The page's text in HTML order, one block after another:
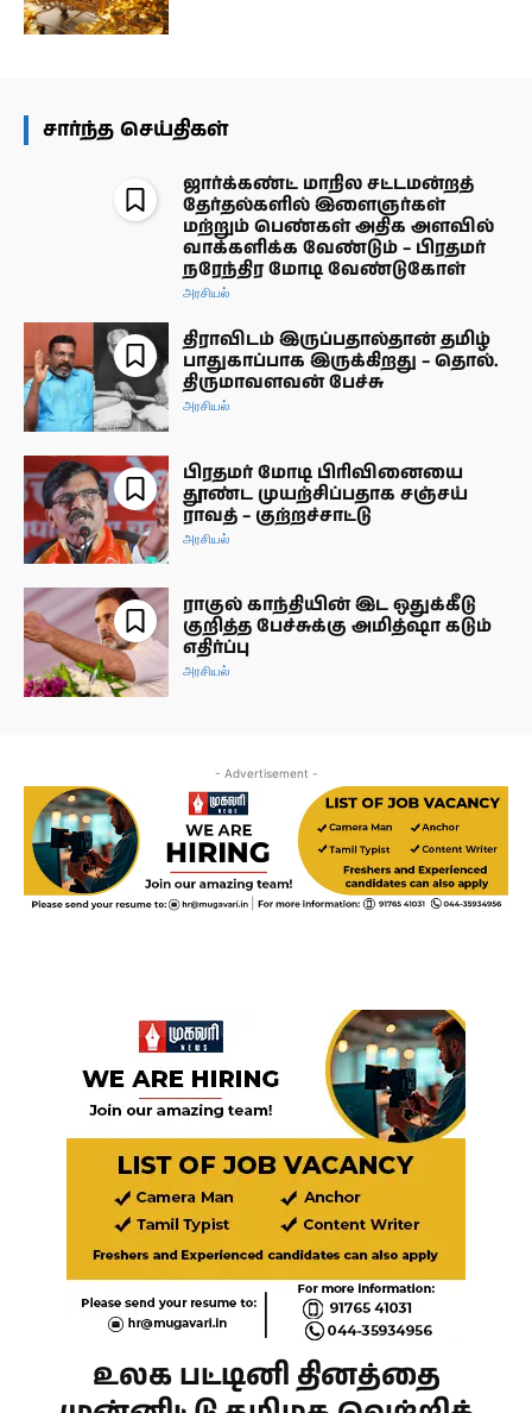
சார்ந்த செய்திகள்
ஜார்க்கண்ட் மாநில சட்டமன்றத்
தேர்தல்களில் இளைஞர்கள்
மற்றும் பெண்கள் அதிக அளவில்
வாக்களிக்க வேண்டும் – பிரதமர்
நரேந்திர மோடி வேண்டுகோள்
அரசியல்
திராவிடம் இருப்பதால்தான் தமிழ்
பாதுகாப்பாக இருக்கிறது – தொல்.
திருமாவளவன் பேச்சு
அரசியல்
பிரதமர் மோடி பிரிவினையை
தூண்ட முயற்சிப்பதாக சஞ்சய்
ராவத் – குற்றச்சாட்டு
அரசியல்
ராகுல் காந்தியின் இட ஒதுக்கீடு
குறித்த பேச்சுக்கு அமித்ஷா கடும்
எதிர்ப்பு
அரசியல்
- Advertisement -